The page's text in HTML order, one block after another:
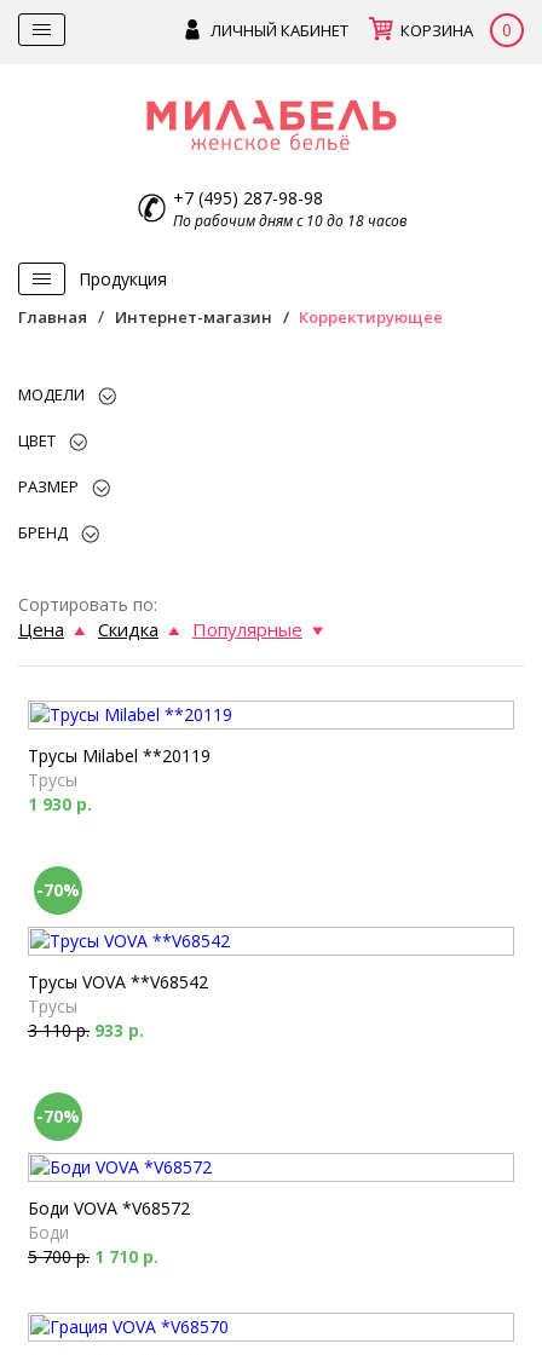
ЛИЧНЫЙ КАБИНЕТ КОРЗИНА 0
+7 (495) 287-98-98
По рабочим дням с 10 до 18 часов
Продукция
Главная Интернет-магазин Корректирующее
МОДЕЛИ
ЦВЕТ
РАЗМЕР
БРЕНД
Сортировать по:
Цена Скидка Популярные
Трусы Milabel **20119
Трусы
1 930 р.
-70%
Трусы VOVA **V68542
Трусы
3 110 р. 933 р.
-70%
Боди VOVA *V68572
Боди
5 700 р. 1 710 р.